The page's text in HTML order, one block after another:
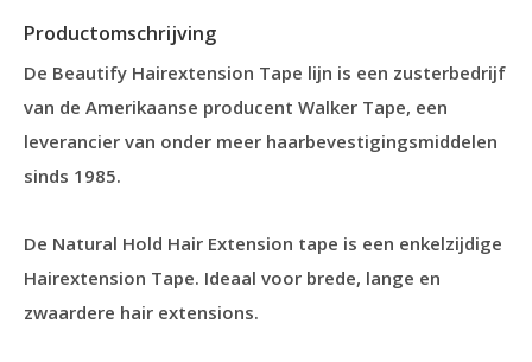
Productomschrijving
De Beautify Hairextension Tape lijn is een zusterbedrijf
van de Amerikaanse producent Walker Tape, een
leverancier van onder meer haarbevestigingsmiddelen
sinds 1985.
De Natural Hold Hair Extension tape is een enkelzijdige
Hairextension Tape. Ideaal voor brede, lange en
zwaardere hair extensions.